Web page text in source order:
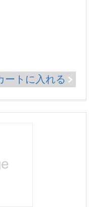
ートに入れる